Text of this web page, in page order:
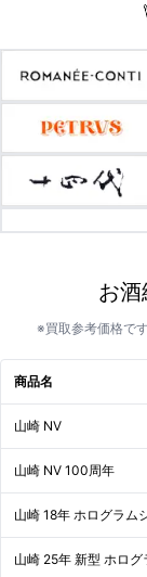
お
※買取参考価格で
商品名
山崎 NV
山崎 NV 100周年
山崎 18年 ホログラム
山崎 25年 新型 ホロ